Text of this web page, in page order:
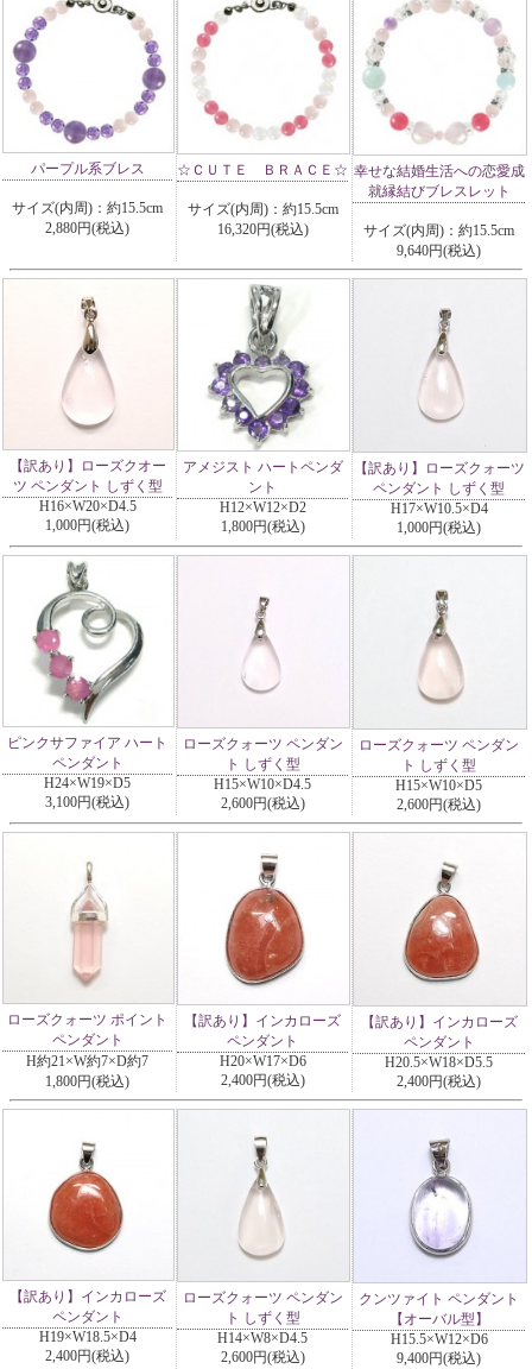
パープル系ブレス
サイズ(内周)：約15.5cm
2,880円(税込)
☆ＣＵＴＥ ＢＲＡＣＥ☆
サイズ(内周)：約15.5cm
16,320円(税込)
幸せな結婚生活への恋愛成
就縁結びブレスレット
サイズ(内周)：約15.5cm
9,640円(税込)
【訳あり】ローズクオー
ツ ペンダント しずく型
H16×W20×D4.5
1,000円(税込)
アメジスト ハートペンダ
ント
H12×W12×D2
1,800円(税込)
【訳あり】ローズクォーツ
ペンダント しずく型
H17×W10.5×D4
1,000円(税込)
ピンクサファイア ハート
ペンダント
H24×W19×D5
3,100円(税込)
ローズクォーツ ペンダン
ト しずく型
H15×W10×D4.5
2,600円(税込)
ローズクォーツ ペンダン
ト しずく型
H15×W10×D5
2,600円(税込)
ローズクォーツ ポイント
ペンダント
H約21×W約7×D約7
1,800円(税込)
【訳あり】インカローズ
ペンダント
H20×W17×D6
2,400円(税込)
【訳あり】インカローズ
ペンダント
H20.5×W18×D5.5
2,400円(税込)
【訳あり】インカローズ
ペンダント
H19×W18.5×D4
2,400円(税込)
ローズクォーツ ペンダン
ト しずく型
H14×W8×D4.5
2,600円(税込)
クンツァイト ペンダント
【オーバル型】
H15.5×W12×D6
9,400円(税込)